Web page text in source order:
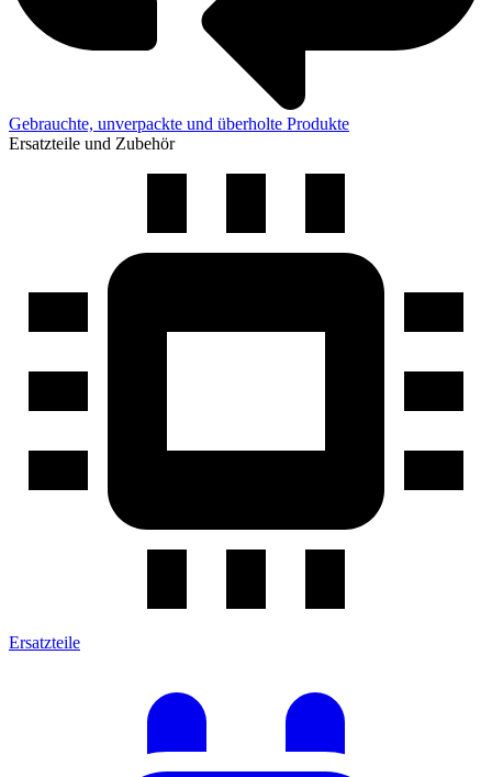
Gebrauchte, unverpackte und überholte Produkte
Ersatzteile und Zubehör
Ersatzteile